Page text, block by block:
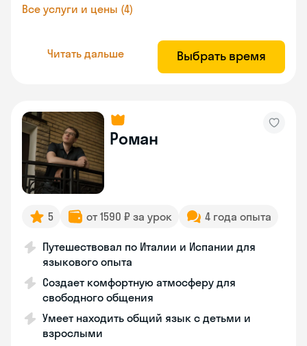
Все услуги и цены (4)
Читать дальше Выбрать время
Роман
5 от 1590 ₽ за урок 4 года опыта
Путешествовал по Италии и Испании для
языкового опыта
Создает комфортную атмосферу для
свободного общения
Умеет находить общий язык с детьми и
взрослыми